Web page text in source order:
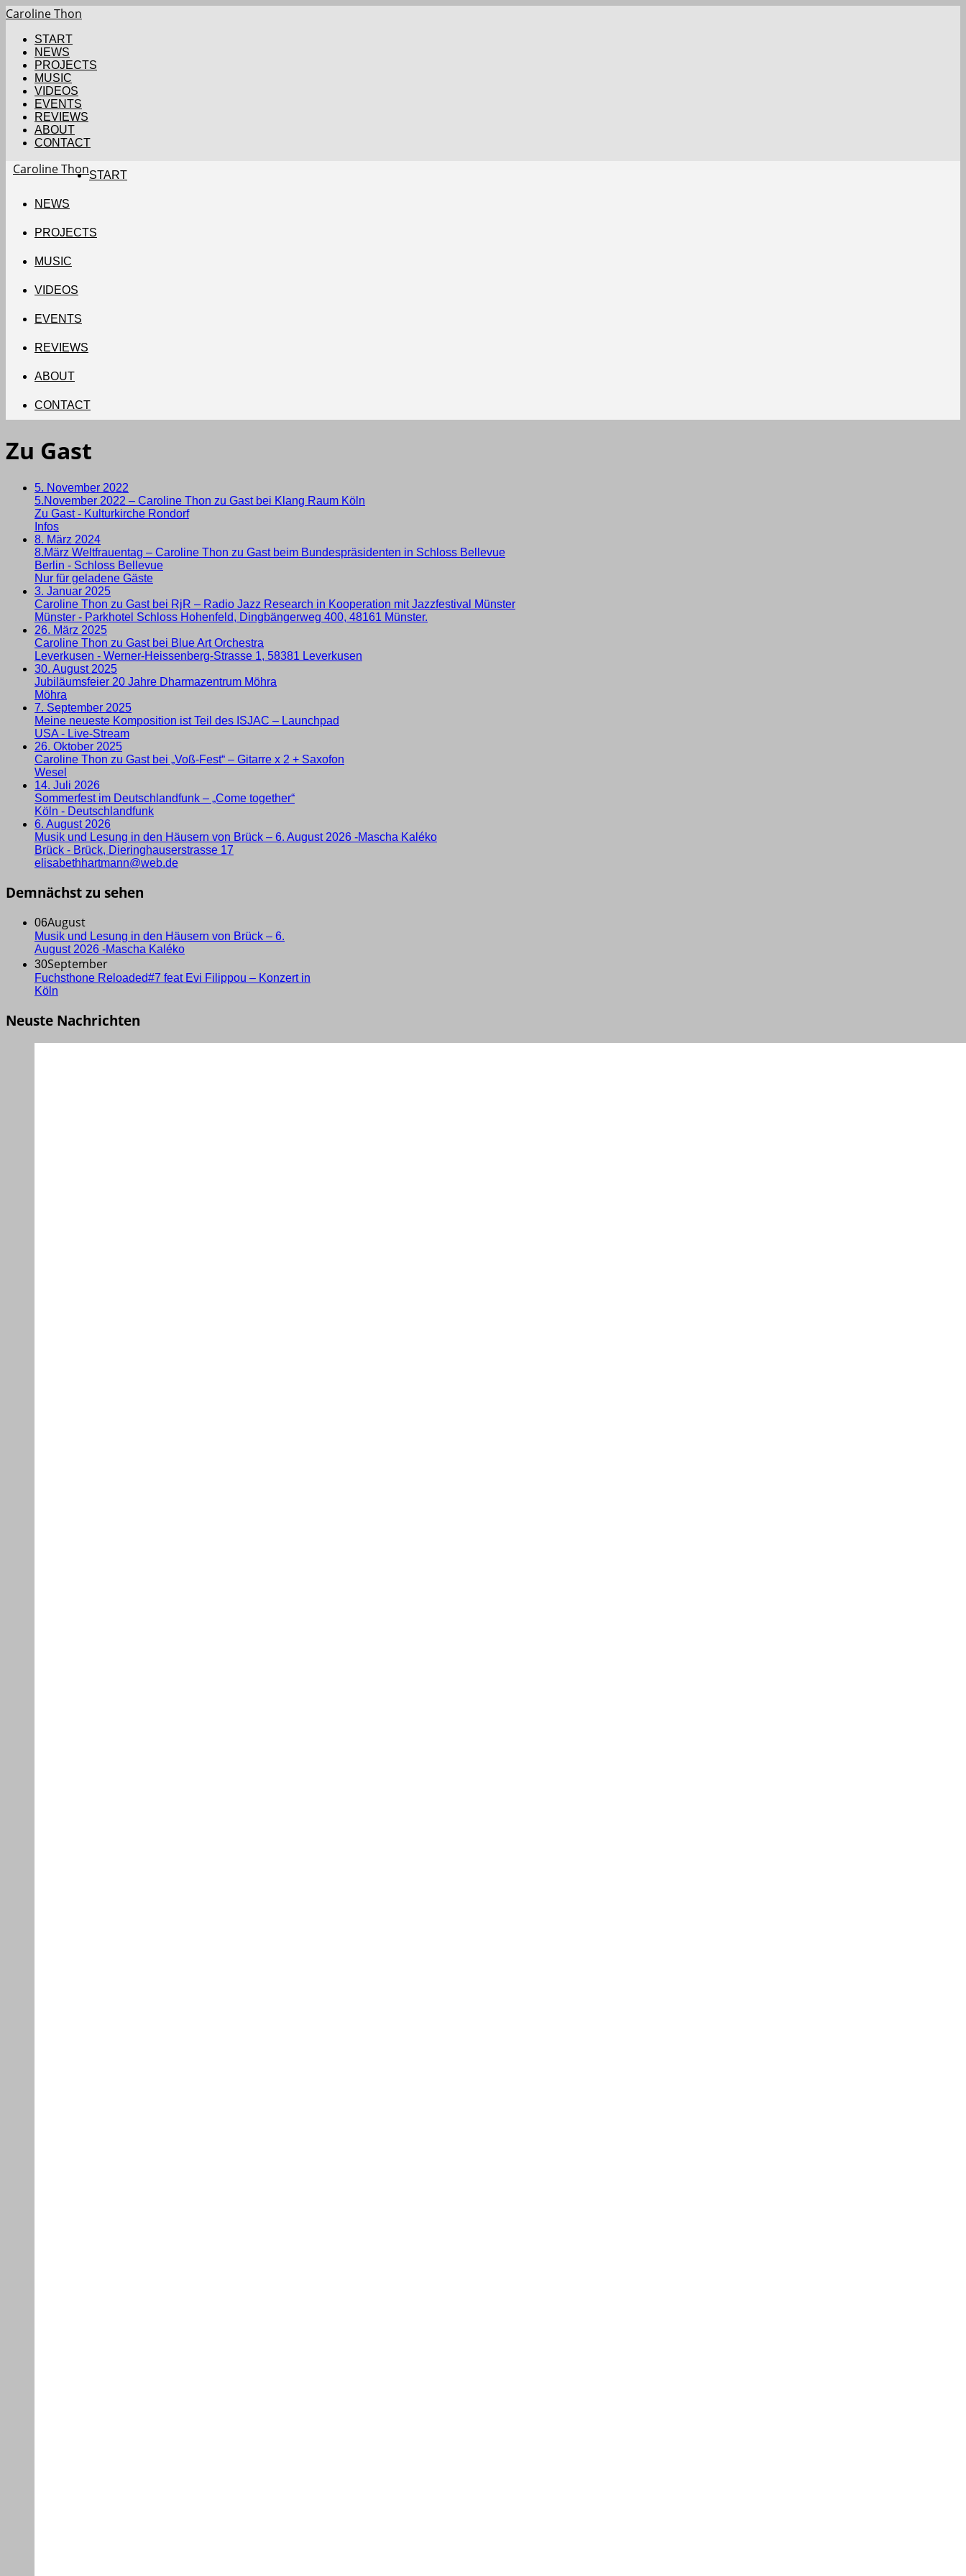
Caroline Thon
START
NEWS
PROJECTS
MUSIC
VIDEOS
EVENTS
REVIEWS
ABOUT
CONTACT
Caroline ThonSTART
NEWS
PROJECTS
MUSIC
VIDEOS
EVENTS
REVIEWS
ABOUT
CONTACT
Zu Gast
5. November 2022
5.November 2022 – Caroline Thon zu Gast bei Klang Raum Köln
Zu Gast- Kulturkirche Rondorf
Infos
8. März 2024
8.März Weltfrauentag – Caroline Thon zu Gast beim Bundespräsidenten in Schloss Bellevue
Berlin - Schloss Bellevue
Nur für geladene Gäste
3. Januar 2025
Caroline Thon zu Gast bei RjR – Radio Jazz Research in Kooperation mit Jazzfestival Münster
Münster - Parkhotel Schloss Hohenfeld, Dingbängerweg 400, 48161 Münster.
26. März 2025
Caroline Thon zu Gast bei Blue Art Orchestra
Leverkusen - Werner-Heissenberg-Strasse 1, 58381 Leverkusen
30. August 2025
Jubiläumsfeier 20 Jahre Dharmazentrum Möhra
Möhra
7. September 2025
Meine neueste Komposition ist Teil des ISJAC – Launchpad
USA - Live-Stream
26. Oktober 2025
Caroline Thon zu Gast bei „Voß-Fest“ – Gitarre x 2 + Saxofon
Wesel
14. Juli 2026
Sommerfest im Deutschlandfunk – „Come together“
Köln - Deutschlandfunk
6. August 2026
Musik und Lesung in den Häusern von Brück – 6. August 2026 -Mascha Kaléko
Brück - Brück, Dieringhauserstrasse 17
ed.bew@nnamtrahhtebasile
Demnächst zu sehen
06August
Musik und Lesung in den Häusern von Brück – 6.
August 2026 -Mascha Kaléko
30September
Fuchsthone Reloaded#7 feat Evi Filippou – Konzert in
Köln
Neuste Nachrichten